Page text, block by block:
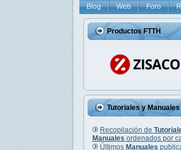
Blog Web Foro
Productos FTTH
Tutoriales y Manuales
Recopilación de
Manuales ordenados por
Últimos Manuales